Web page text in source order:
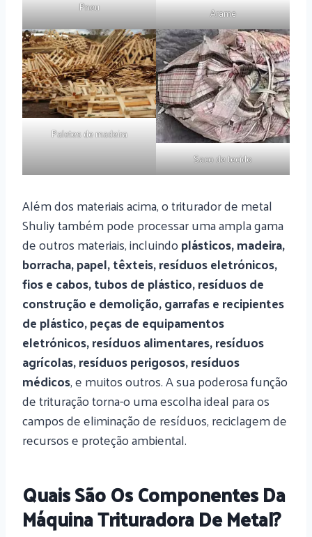
Pneu Arame
Paletes de madeira
Saco de tecido
Além dos materiais acima, o triturador de metal
Shuliy também pode processar uma ampla gama
de outros materiais, incluindoplásticos, madeira,
borracha, papel, têxteis, resíduos eletrónicos,
fios e cabos, tubos de plástico, resíduos de
construção e demolição, garrafas e recipientes
de plástico, peças de equipamentos
eletrónicos, resíduos alimentares, resíduos
agrícolas, resíduos perigosos, resíduos
médicos, e muitos outros. A sua poderosa função
de trituração torna-o uma escolha ideal para os
campos de eliminação de resíduos, reciclagem de
recursos e proteção ambiental.
Quais São Os Componentes Da
Máquina Trituradora De Metal?